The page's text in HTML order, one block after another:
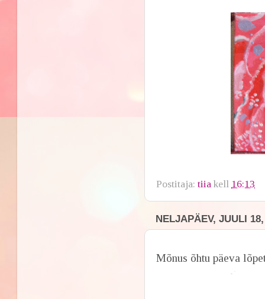
Postitaja:tiia kell 16:13
NELJAPÄEV, JUULI
Mõnus õhtu päeva